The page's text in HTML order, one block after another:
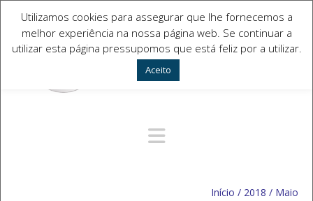
Navegação Alternativa
Início / 2018 / Maio
Utilizamos cookies para assegurar que lhe fornecemos a
melhor experiência na nossa página web. Se continuar a
utilizar esta página pressupomos que está feliz por a utilizar.
Aceito